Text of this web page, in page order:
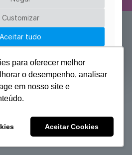
para oferecer melhor
o desempenho, analisar
em nosso site e
Aceitar Cookies
Customizar
Aceitar tudo